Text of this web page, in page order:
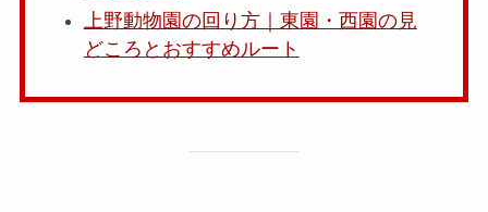
上野動物園の回り方｜東園・西園の見
どころとおすすめルート